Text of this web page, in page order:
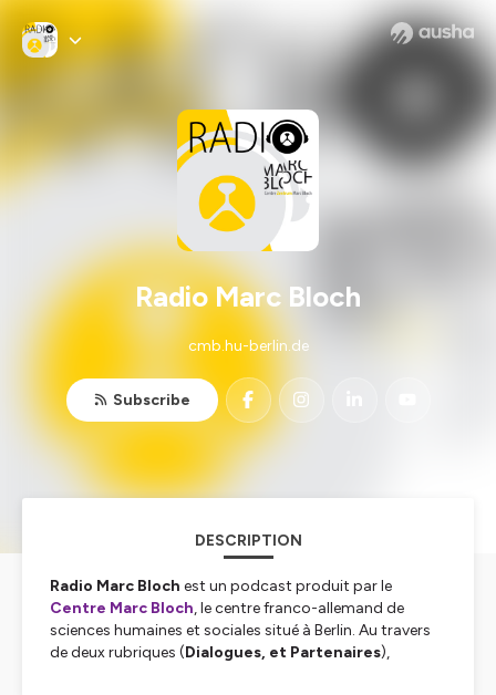
Radio Marc Bloch
cmb.hu-berlin.de
Subscribe
DESCRIPTION
Radio Marc Bloch est un podcast produit par le
Centre Marc Bloch, le centre franco-allemand de
sciences humaines et sociales situé à Berlin. Au travers
de deux rubriques (Dialogues, et Partenaires),